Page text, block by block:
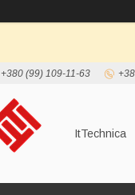
+380 (99) 109-11-63
ItTechnica